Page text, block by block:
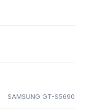
SAMSUNG GT-S5690